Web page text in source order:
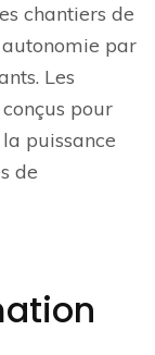
chantiers de
par
Les
pour
puissance
de